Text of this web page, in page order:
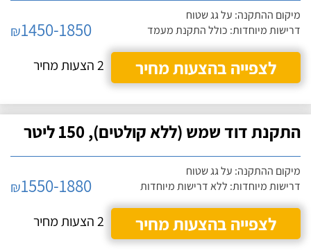
מיקום ההתקנה: על גג שטוח
דרישות מיוחדות: כולל התקנת מעמד
₪1450-1850
לצפייה בהצעות מחיר
2 הצעות מחיר
התקנת דוד שמש (ללא קולטים), 150 ליטר
מיקום ההתקנה: על גג שטוח
דרישות מיוחדות: ללא דרישות מיוחדות
₪1550-1880
לצפייה בהצעות מחיר
2 הצעות מחיר